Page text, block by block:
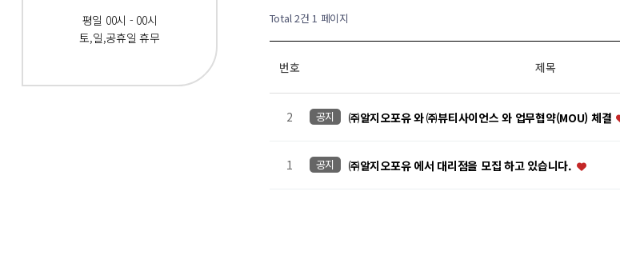
평일 00시 - 00시
토,일,공휴일 휴무
Total 2건 1 페이지
번호 제목
2 공지 ㈜알지오포유 와 ㈜뷰티사이언스 와 업무협약(MOU) 체결
1 공지 ㈜알지오포유 에서 대리점을 모집 하고 있습니다.